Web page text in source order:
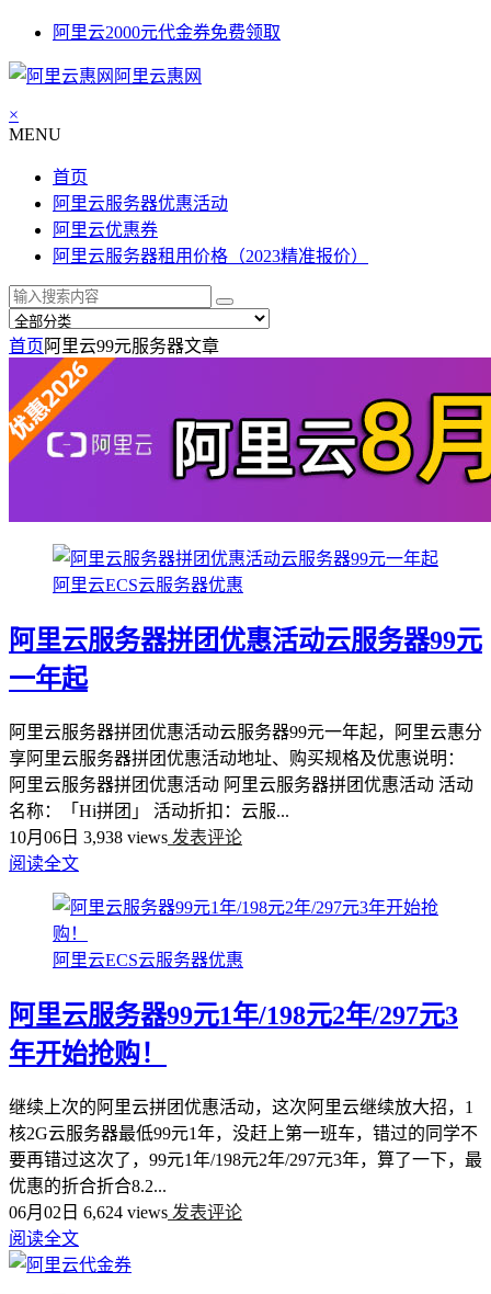
阿里云2000元代金券免费领取
阿里云惠网
×
MENU
首页
阿里云服务器优惠活动
阿里云优惠券
阿里云服务器租用价格（2023精准报价）
首页 阿里云99元服务器文章
阿里云ECS云服务器优惠
阿里云服务器拼团优惠活动云服务器99元
一年起
阿里云服务器拼团优惠活动云服务器99元一年起，阿里云惠分
享阿里云服务器拼团优惠活动地址、购买规格及优惠说明：
阿里云服务器拼团优惠活动 阿里云服务器拼团优惠活动 活动
名称：「Hi拼团」 活动折扣：云服...
10月06日 3,938 views 发表评论
阅读全文
阿里云ECS云服务器优惠
阿里云服务器99元1年/198元2年/297元3
年开始抢购！
继续上次的阿里云拼团优惠活动，这次阿里云继续放大招，1
核2G云服务器最低99元1年，没赶上第一班车，错过的同学不
要再错过这次了，99元1年/198元2年/297元3年，算了一下，最
优惠的折合折合8.2...
06月02日 6,624 views 发表评论
阅读全文